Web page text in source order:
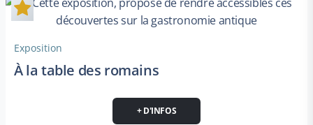
Exposition
À la table des romains
+ D'INFOS